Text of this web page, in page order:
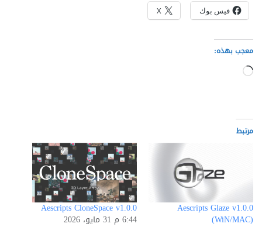
فيس بوك X
معجب بهذه:
جاري
مرتبط
Aescripts Glaze v1.0.0
(WiN/MAC)
Aescripts CloneSpace v1.0.0
6:44 م 31 مايو، 2026